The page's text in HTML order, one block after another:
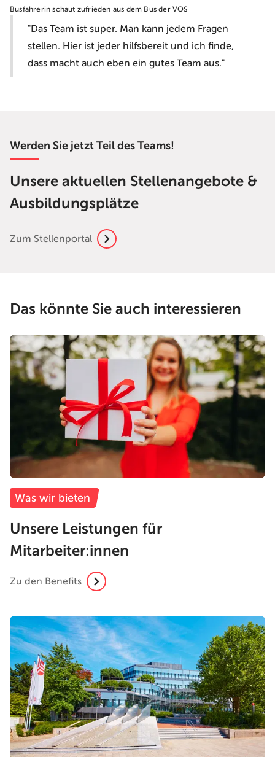
Busfahrerin schaut zufrieden aus dem Bus der VOS
"Das Team ist super. Man kann jedem Fragen
stellen. Hier ist jeder hilfsbereit und ich finde,
dass macht auch eben ein gutes Team aus."
Werden Sie jetzt Teil des Teams!
Unsere aktuellen Stellenangebote &
Ausbildungsplätze
Zum Stellenportal
Das könnte Sie auch interessieren
Was wir bieten
Unsere Leistungen für
Mitarbeiter:innen
Zu den Benefits